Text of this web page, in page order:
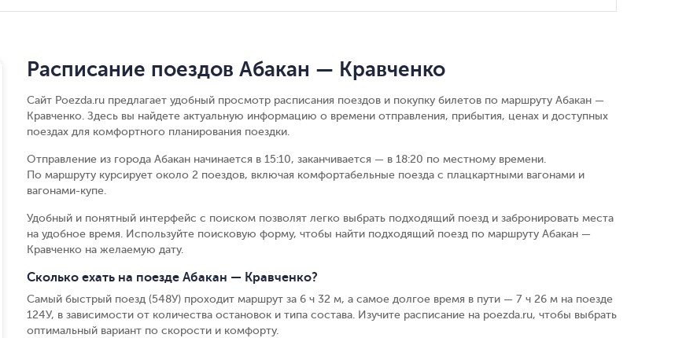
Расписание поездов Абакан — Кравченко
Сайт Poezda.ru предлагает удобный просмотр расписания поездов и покупку билетов по маршруту Абакан —
Кравченко. Здесь вы найдете актуальную информацию о времени отправления, прибытия, ценах и доступных
поездах для комфортного планирования поездки.
Отправление из города Абакан начинается в 15:10, заканчивается — в 18:20 по местному времени.
По маршруту курсирует около 2 поездов, включая комфортабельные поезда с плацкартными вагонами и
вагонами-купе.
Удобный и понятный интерфейс с поиском позволят легко выбрать подходящий поезд и забронировать места
на удобное время. Используйте поисковую форму, чтобы найти подходящий поезд по маршруту Абакан —
Кравченко на желаемую дату.
Сколько ехать на поезде Абакан — Кравченко?
Самый быстрый поезд (548У) проходит маршрут за 6 ч 32 м, а самое долгое время в пути — 7 ч 26 м на поезде
124У, в зависимости от количества остановок и типа состава. Изучите расписание на poezda.ru, чтобы выбрать
оптимальный вариант по скорости и комфорту.